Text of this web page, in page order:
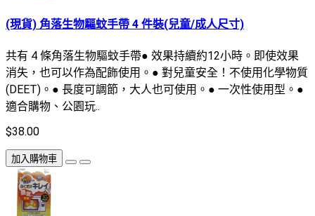
(現貨) 角落生物驅蚊手帶 4 件裝(兒童/成人尺寸)
共有 4 條角落生物驅蚊手帶● 效果持續約12小時。即使效果
消失，也可以作為配飾使用。● 對兒童安全！不使用化學物質
(DEET)。● 長度可調節，大人也可使用。● 一次性使用型。●
適合購物、公園玩..
$38.00
加入購物車